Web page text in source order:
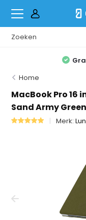
Home
MacBook Pro 16
Sand Army Green
Merk: